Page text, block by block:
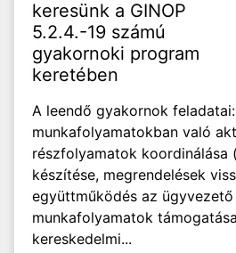
keresünk a GINOP
5.2.4.-19 számú
gyakornoki program
keretében
A leendő gyakornok
munkafolyamatokban való
részfolyamatok koordinálása
készítése, megrendelések
együttműködés az
munkafolyamatok
kereskedelmi...